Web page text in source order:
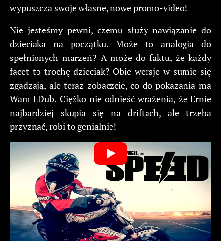
wypuszcza swoje własne, nowe promo-video!
Nie jesteśmy pewni, czemu służy nawiązanie do
dzieciaka na początku. Może to analogia do
spełnionych marzeń? A może do faktu, że każdy
facet to trochę dzieciak? Obie wersje w sumie się
zgadzają, ale teraz zobaczcie, co do pokazania ma
Wam EDub. Ciężko nie odnieść wrażenia, że Ernie
najbardziej skupia się na driftach, ale trzeba
przyznać, robi to genialnie!